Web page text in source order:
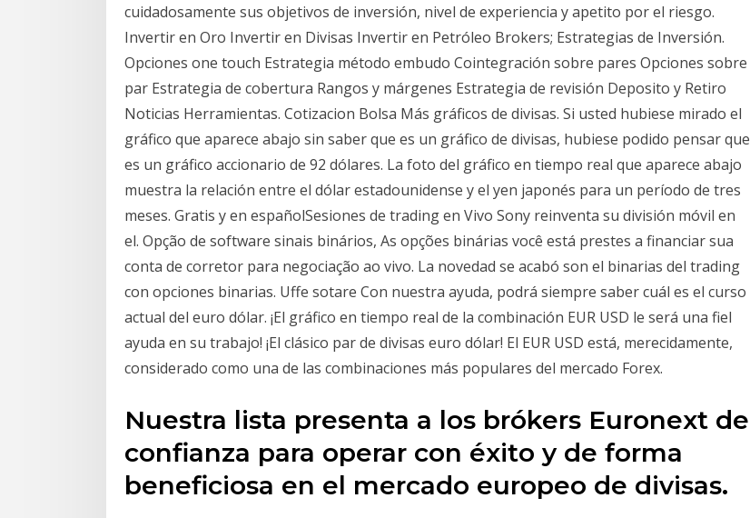
cuidadosamente sus objetivos de inversión, nivel de experiencia y apetito por el riesgo.
Invertir en Oro Invertir en Divisas Invertir en Petróleo Brokers; Estrategias de Inversión.
Opciones one touch Estrategia método embudo Cointegración sobre pares Opciones sobre
par Estrategia de cobertura Rangos y márgenes Estrategia de revisión Deposito y Retiro
Noticias Herramientas. Cotizacion Bolsa Más gráficos de divisas. Si usted hubiese mirado el
gráfico que aparece abajo sin saber que es un gráfico de divisas, hubiese podido pensar que
es un gráfico accionario de 92 dólares. La foto del gráfico en tiempo real que aparece abajo
muestra la relación entre el dólar estadounidense y el yen japonés para un período de tres
meses. Gratis y en españolSesiones de trading en Vivo Sony reinventa su división móvil en
el. Opção de software sinais binários, As opções binárias você está prestes a financiar sua
conta de corretor para negociação ao vivo. La novedad se acabó son el binarias del trading
con opciones binarias. Uffe sotare Con nuestra ayuda, podrá siempre saber cuál es el curso
actual del euro dólar. ¡El gráfico en tiempo real de la combinación EUR USD le será una fiel
ayuda en su trabajo! ¡El clásico par de divisas euro dólar! El EUR USD está, merecidamente,
considerado como una de las combinaciones más populares del mercado Forex.
Nuestra lista presenta a los brókers Euronext de
confianza para operar con éxito y de forma
beneficiosa en el mercado europeo de divisas.